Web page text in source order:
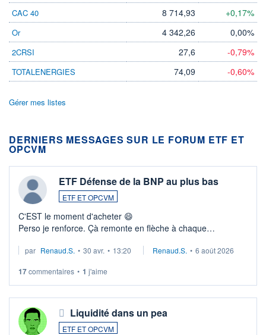
CAC 40 8 714,93 +0,17%
Or 4 342,26 0,00%
2CRSI 27,6 -0,79%
TOTALENERGIES 74,09 -0,60%
Gérer mes listes
DERNIERS MESSAGES SUR LE FORUM ETF ET
OPCVM
ETF Défense de la BNP au plus bas
ETF ET OPCVM
C'EST le moment d'acheter 😄​
Perso je renforce. Çà remonte en flèche à chaque
Investissement long terme tip top pour sa retraite.
par Renaud.S. • 30 avr. • 13:20 Renaud.S. • 6 août 2026
17commentaires • 1 j'aime
Liquidité dans un pea
ETF ET OPCVM